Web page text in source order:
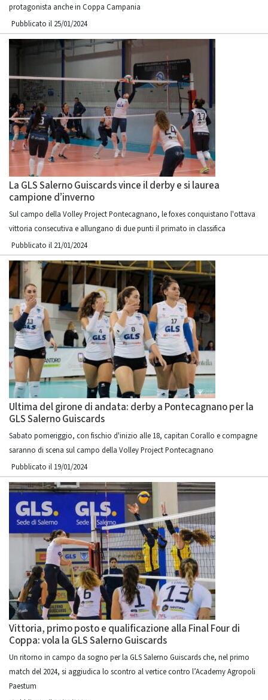
protagonista anche in Coppa Campania
Pubblicato il 25/01/2024
La GLS Salerno Guiscards vince il derby e si laurea
campione d’inverno
Sul campo della Volley Project Pontecagnano, le foxes conquistano l'ottava
vittoria consecutiva e allungano di due punti il primato in classifica
Pubblicato il 21/01/2024
Ultima del girone di andata: derby a Pontecagnano per la
GLS Salerno Guiscards
Sabato pomeriggio, con fischio d'inizio alle 18, capitan Corallo e compagne
saranno di scena sul campo della Volley Project Pontecagnano
Pubblicato il 19/01/2024
Vittoria, primo posto e qualificazione alla Final Four di
Coppa: vola la GLS Salerno Guiscards
Un ritorno in campo da sogno per la GLS Salerno Guiscards che, nel primo
match del 2024, si aggiudica lo scontro al vertice contro l’Academy Agropoli
Paestum